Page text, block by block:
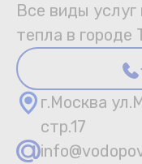
Все виды
тепла в городе
г.Москва
стр.17